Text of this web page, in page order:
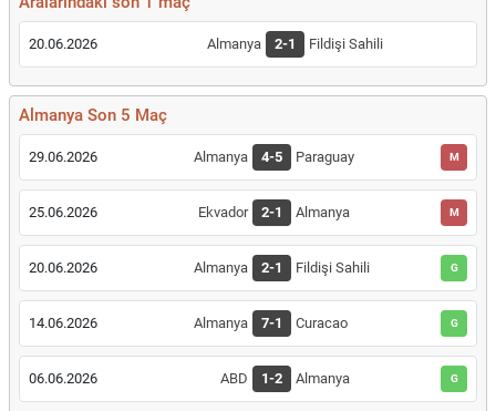
20.06.2026 Almanya 2-1 Fildişi Sahili
Almanya Son 5 Maç
29.06.2026 Almanya 4-5 Paraguay M
25.06.2026 Ekvador 2-1 Almanya M
20.06.2026 Almanya 2-1 Fildişi Sahili G
14.06.2026 Almanya 7-1 Curacao G
06.06.2026 ABD 1-2 Almanya G